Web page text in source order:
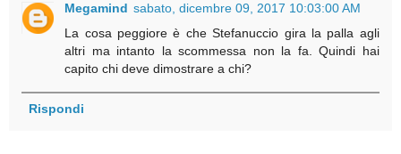
Megamind sabato, dicembre 09, 2017 10:03:00 AM
La cosa peggiore è che Stefanuccio gira la palla agli
altri ma intanto la scommessa non la fa. Quindi hai
capito chi deve dimostrare a chi?
Rispondi